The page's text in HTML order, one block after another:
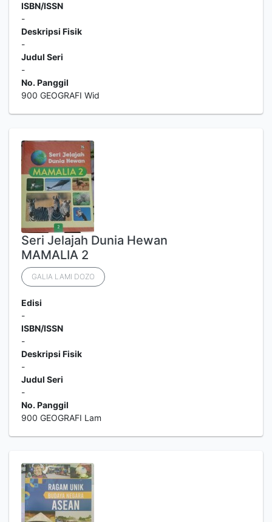
ISBN/ISSN
-
Deskripsi Fisik
-
Judul Seri
-
No. Panggil
900 GEOGRAFI Wid
Seri Jelajah Dunia Hewan
MAMALIA 2
GALIA LAMI DOZO
Edisi
-
ISBN/ISSN
-
Deskripsi Fisik
-
Judul Seri
-
No. Panggil
900 GEOGRAFI Lam